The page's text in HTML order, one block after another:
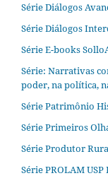
Série Diálogos
Série Diálogos
Série E-books
Série: Narrativas
poder, na política,
Série Patrimônio
Série Primeiros
Série Produtor
Série PROLAM USP